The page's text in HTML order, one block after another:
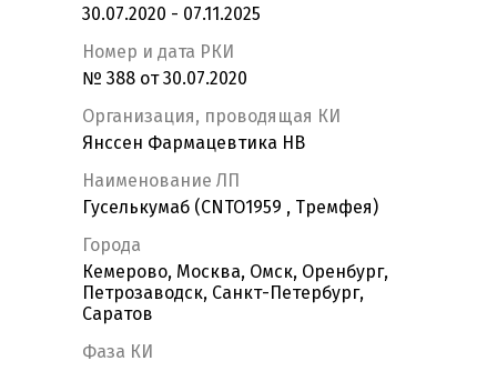
30.07.2020 - 07.11.2025
Номер и дата РКИ
№ 388 от 30.07.2020
Организация, проводящая КИ
Янссен Фармацевтика НВ
Наименование ЛП
Гуселькумаб (CNTO1959 , Тремфея)
Города
Кемерово, Москва, Омск, Оренбург,
Петрозаводск, Санкт-Петербург,
Саратов
Фаза КИ